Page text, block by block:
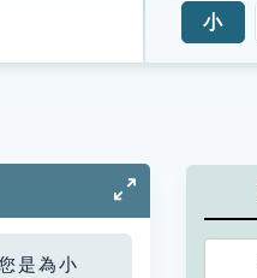
小
是為小